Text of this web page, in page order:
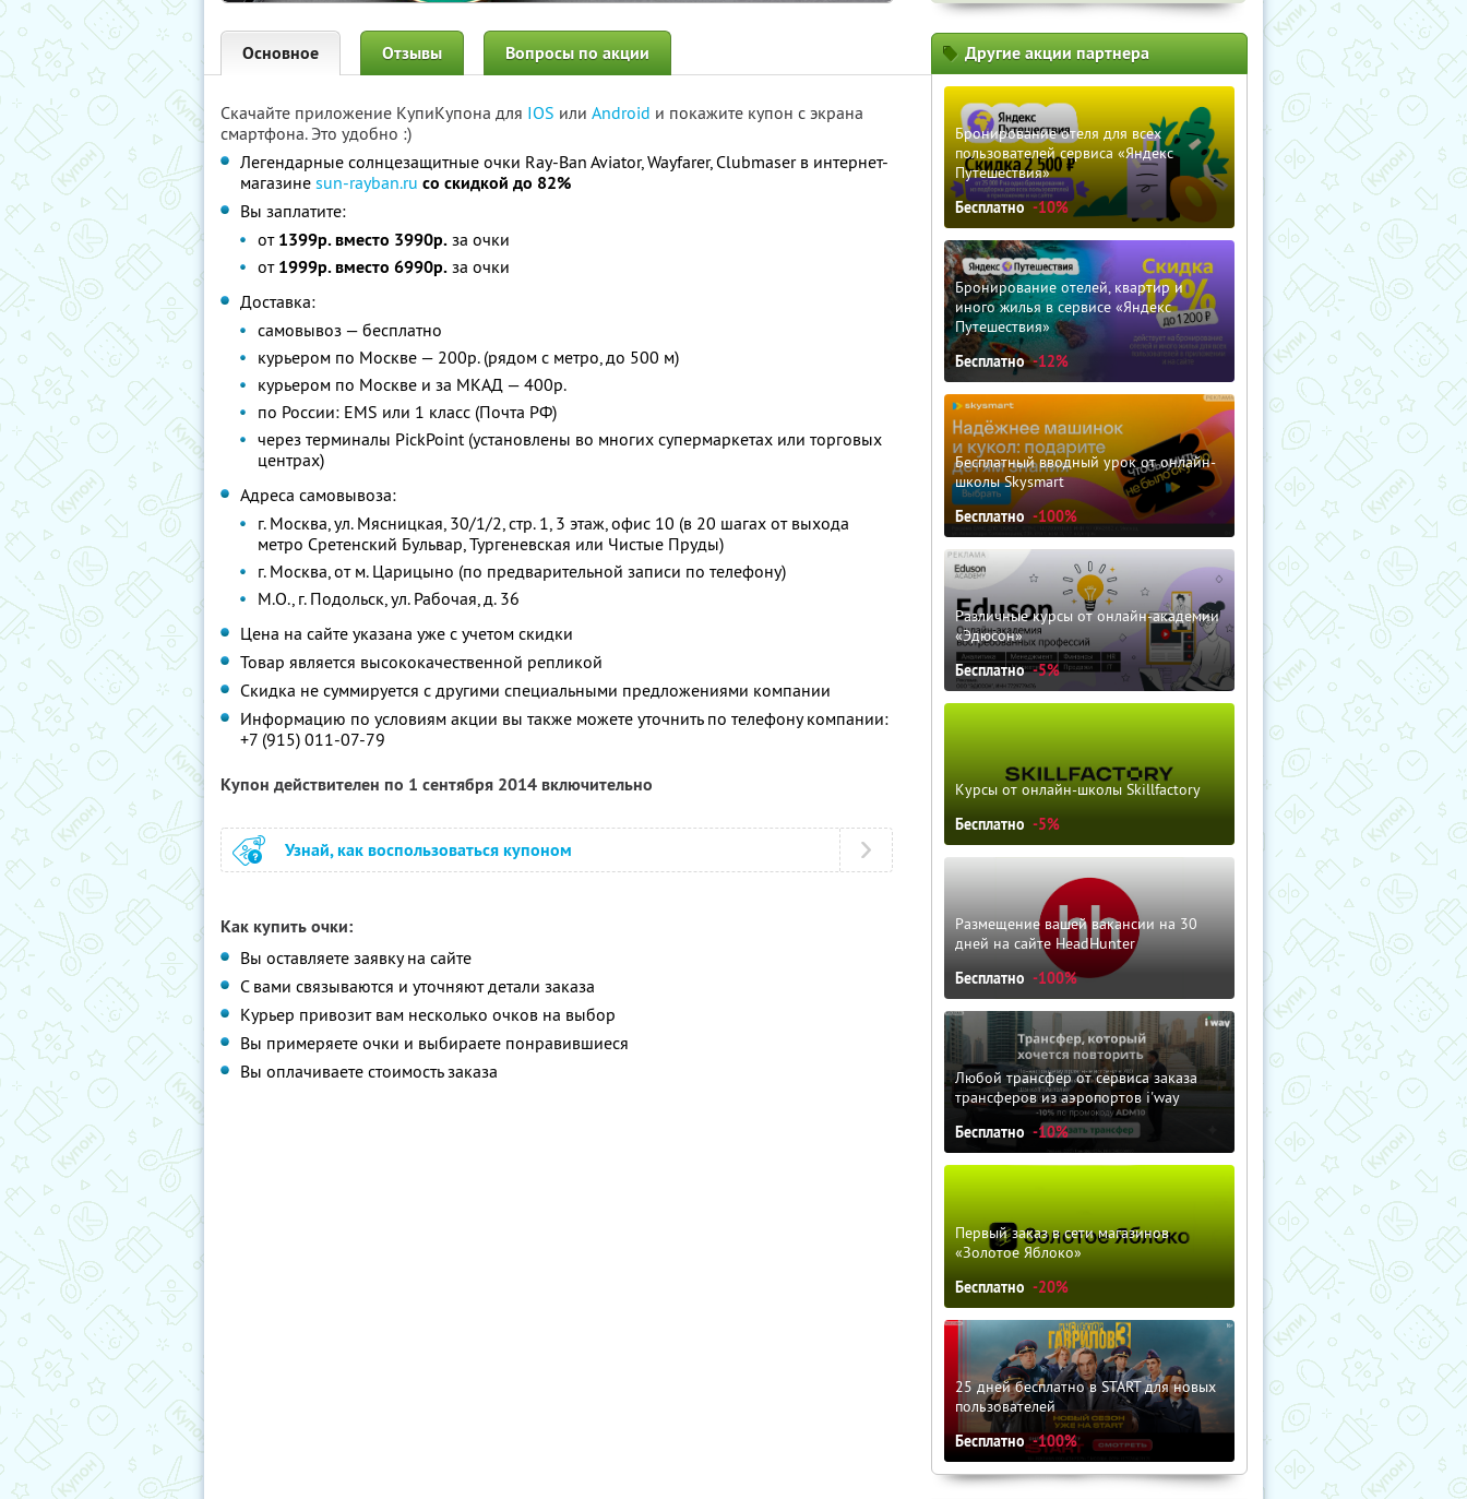
Основное Отзывы Вопросы по акции
Скачайте приложение КупиКупона для IOS или Android и покажите купон с экрана
смартфона. Это удобно :)
Легендарные солнцезащитные очки Ray-Ban Aviator, Wayfarer, Clubmaser в интернет-
магазине sun-rayban.ru со скидкой до 82%
Вы заплатите:
от 1399р. вместо 3990р. за очки
от 1999р. вместо 6990р. за очки
Доставка:
самовывоз — бесплатно
курьером по Москве — 200р. (рядом c метро, до 500 м)
курьером по Москве и за МКАД — 400р.
по России: EMS или 1 класс (Почта РФ)
через терминалы PickPoint (установлены во многих супермаркетах или торговых
центрах)
Адреса самовывоза:
г. Москва, ул. Мясницкая, 30/1/2, стр. 1, 3 этаж, офис 10 (в 20 шагах от выхода
метро Сретенский Бульвар, Тургеневская или Чистые Пруды)
г. Москва, от м. Царицыно (по предварительной записи по телефону)
М.О., г. Подольск, ул. Рабочая, д. 36
Цена на сайте указана уже с учетом скидки
Товар является высококачественной репликой
Скидка не суммируется с другими специальными предложениями компании
Информацию по условиям акции вы также можете уточнить по телефону компании:
+7 (915) 011-07-79
Купон действителен по 1 сентября 2014 включительно
Узнай, как воспользоваться купоном
Как купить очки:
Вы оставляете заявку на сайте
С вами связываются и уточняют детали заказа
Курьер привозит вам несколько очков на выбор
Вы примеряете очки и выбираете понравившиеся
Вы оплачиваете стоимость заказа
Другие акции партнера
Бронирование отеля для всех
пользователей сервиса «Яндекс
Путешествия»
Бесплатно -10%
Бронирование отелей, квартир и
иного жилья в сервисе «Яндекс
Путешествия»
Бесплатно -12%
Бесплатный вводный урок от онлайн-
школы Skysmart
Бесплатно -100%
Различные курсы от онлайн-академии
«Эдюсон»
Бесплатно -5%
Курсы от онлайн-школы Skillfactory
Бесплатно -5%
Размещение вашей вакансии на 30
дней на сайте HeadHunter
Бесплатно -100%
Любой трансфер от сервиса заказа
трансферов из аэропортов i'way
Бесплатно -10%
Первый заказ в сети магазинов
«Золотое Яблоко»
Бесплатно -20%
25 дней бесплатно в START для новых
пользователей
Бесплатно -100%